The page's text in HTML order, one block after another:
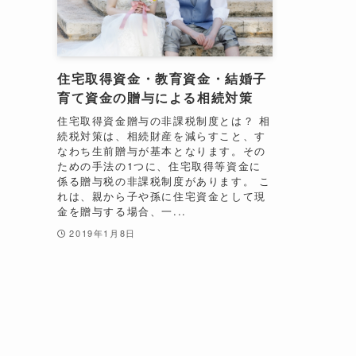
住宅取得資金・教育資金・結婚子
育て資金の贈与による相続対策
住宅取得資金贈与の非課税制度とは？ 相
続税対策は、相続財産を減らすこと、す
なわち生前贈与が基本となります。その
ための手法の1つに、住宅取得等資金に
係る贈与税の非課税制度があります。 こ
れは、親から子や孫に住宅資金として現
金を贈与する場合、一...
2019年1月8日